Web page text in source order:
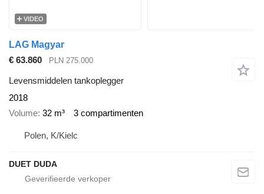
VIDEO
LAG Magyar
€ 63.860
PLN 275.000
Levensmiddelen tankoplegger
2018
Volume 32 m³ 3 compartimenten
Polen, K/Kielc
DUET DUDA